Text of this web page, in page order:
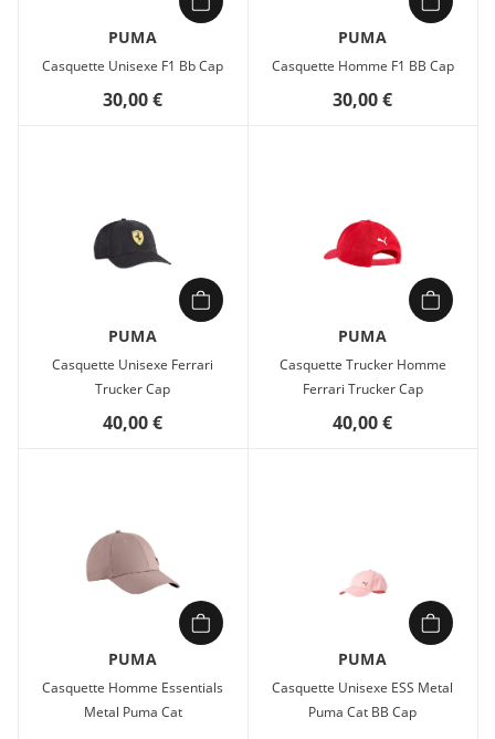
réglable s’ajuste en un clin d’œil, pour un maintien sûr et
et reste légère, même après des heures d’utilisation. Conçue
avec au moins 50 % de matériaux recyclés, elle s’inscrit dans
PUMA
Casquette Unisexe F1 Bb Cap
30,00 €
PUMA
Casquette Homme F1 BB Cap
30,00 €
PUMA
Casquette Unisexe Ferrari
Trucker Cap
40,00 €
PUMA
Casquette Trucker Homme
Ferrari Trucker Cap
40,00 €
PUMA
Casquette Homme Essentials
Metal Puma Cat
PUMA
Casquette Unisexe ESS Metal
Puma Cat BB Cap